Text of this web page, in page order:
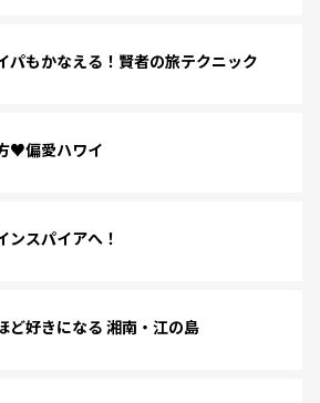
パもかなえる！賢者の旅テクニック
♥偏愛ハワイ
ンスパイアへ！
ど好きになる 湘南・江の島